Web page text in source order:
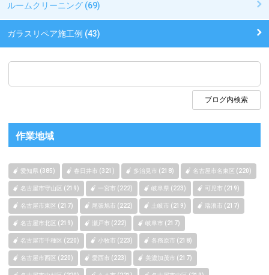
ルームクリーニング (69)
ガラスリペア施工例 (43)
作業地域
愛知県 (385) 春日井市 (321) 多治見市 (218) 名古屋市名東区 (220)
名古屋市守山区 (219) 一宮市 (222) 岐阜県 (223) 可児市 (219)
名古屋市東区 (217) 尾張旭市 (222) 土岐市 (219) 瑞浪市 (217)
名古屋市北区 (219) 瀬戸市 (222) 岐阜市 (217)
名古屋市千種区 (220) 小牧市 (223) 各務原市 (218)
名古屋市西区 (220) 愛西市 (223) 美濃加茂市 (217)